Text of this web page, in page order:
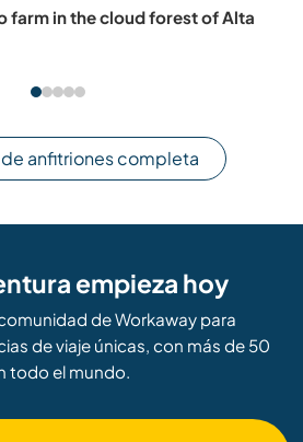
companionship in Puerto de
de anfitriones completa
empieza hoy
de Workaway para
de viaje únicas, con más de 50
todo el mundo.